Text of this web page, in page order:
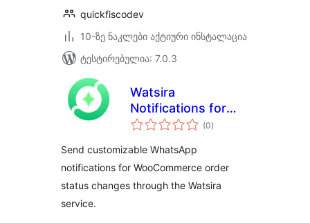
quickfiscodev
10-ზე ნაკლები აქტიური ინსტალაცია
ტესტირებულია: 7.0.3
Watsira
Notifications for
WooCommerce
(0საერთო
რეიტინგი
)
Send customizable WhatsApp
notifications for WooCommerce order
status changes through the Watsira
service.